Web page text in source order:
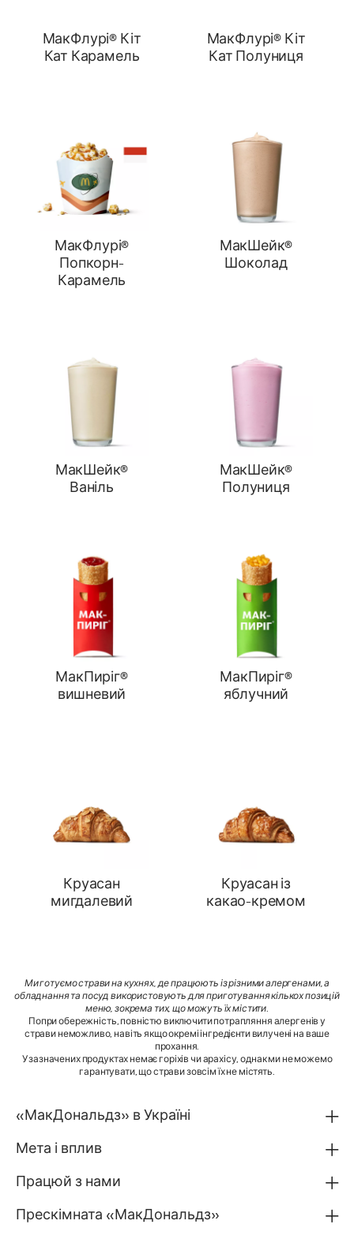
МакФлурі® Кіт
Кат Карамель
МакФлурі® Кіт
Кат Полуниця
МакФлурі®
Попкорн-
Карамель
МакШейк®
Шоколад
МакШейк®
Ваніль
МакШейк®
Полуниця
МакПиріг®
вишневий
МакПиріг®
яблучний
Круасан
мигдалевий
Круасан із
какао-кремом
Ми готуємо страви на кухнях, де працюють із різними алергенами, а
обладнання та посуд використовують для приготування кількох позицій
меню, зокрема тих, що можуть їх містити.
Попри обережність, повністю виключити потрапляння алергенів у
страви неможливо, навіть якщо окремі інгредієнти вилучені на ваше
прохання.
У зазначених продуктах немає горіхів чи арахісу, однак ми не можемо
гарантувати, що страви зовсім їх не містять.
«МакДональдз» в Україні
Мета і вплив
Працюй з нами
Прескімната «МакДональдз»